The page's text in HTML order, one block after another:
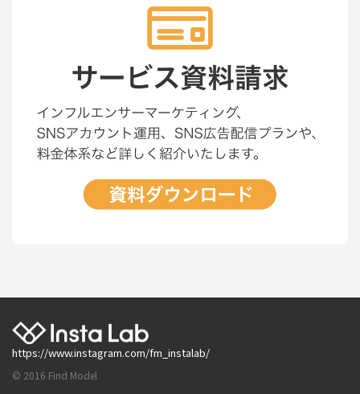
https://www.instagram.com/fm_instalab/
© 2016 Find Model